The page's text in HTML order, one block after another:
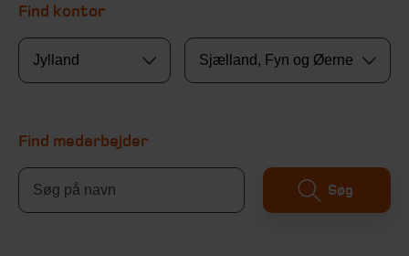
Find kontor
Jylland Sjælland, Fyn og Øerne
Find medarbejder
Søg